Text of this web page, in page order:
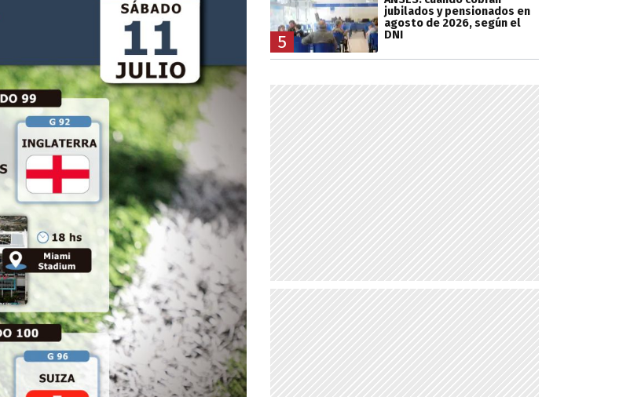
5
jubilados y pensionados en
agosto de 2026, según el
DNI